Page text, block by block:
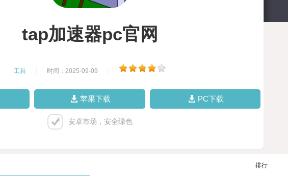
tap加速器pc官网
工具 时间：2025-09-09
苹果下载 PC下载
安卓市场，安全绿色
排行